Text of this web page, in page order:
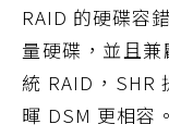
RAID 的硬碟容
量硬碟，並且
統 RAID，SHR
暉 DSM 更相容